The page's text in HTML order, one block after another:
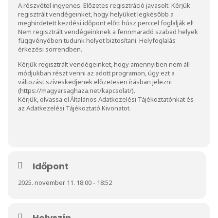
A részvétel ingyenes. Előzetes regisztráció javasolt. Kérjük
regisztrált vendégeinket, hogy helyüket legkésőbb a
meghirdetett kezdési időpont előtt húsz perccel foglalják el!
Nem regisztrált vendégeinknek a fennmaradó szabad helyek
függvényében tudunk helyet biztosítani. Helyfoglalás
érkezési sorrendben.
Kérjük regisztrált vendégeinket, hogy amennyiben nem áll
módjukban részt venni az adott programon, úgy ezt a
változást szíveskedjenek előzetesen írásban jelezni
(https://magyarsaghaza.net/kapcsolat/).
Kérjük, olvassa elÁltalános Adatkezelési Tájékoztatónkat és
az Adatkezelési Tájékoztató Kivonatot.
Időpont
2025. november 11. 18:00 - 18:52